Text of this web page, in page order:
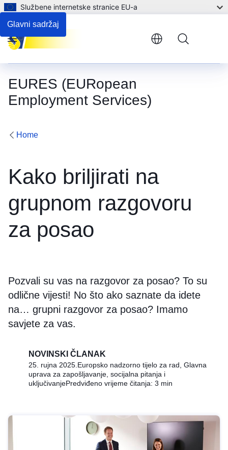
Glavni sadržaj
Službene internetske stranice EU-a
EURES (EURopean
Employment Services)
Menu
Home
Kako briljirati na
grupnom razgovoru
za posao
Pozvali su vas na razgovor za posao? To su
odlične vijesti! No što ako saznate da idete
na… grupni razgovor za posao? Imamo
savjete za vas.
NOVINSKI ČLANAK
25. rujna 2025.Europsko nadzorno tijelo za rad, Glavna
uprava za zapošljavanje, socijalna pitanja i
uključivanjePredviđeno vrijeme čitanja: 3 min